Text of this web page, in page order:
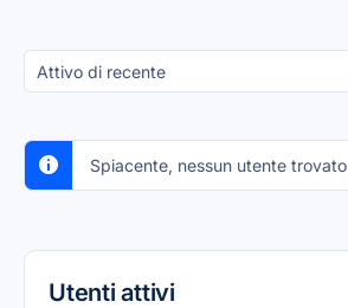
Mostra:
Spiacente, nessun utente trovato
Utenti attivi